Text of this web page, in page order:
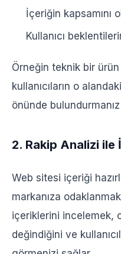
İçeriğin kapsamını
Kullanıcı
Örneğin teknik bir
kullanıcıların o
önünde
2. Rakip Analizi ile
Web sitesi içeriği
markanıza
içeriklerini incelemek,
değindiğini ve